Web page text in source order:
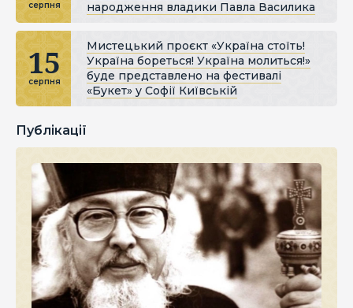
серпня
народження владики Павла Василика
15
серпня
Мистецький проєкт «Україна стоїть!
Україна бореться! Україна молиться!»
буде представлено на фестивалі
«Букет» у Софії Київській
Публікації